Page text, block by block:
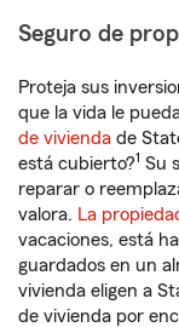
Seguro de
Proteja sus
que la vida le
de vivienda de
está cubierto?1 Su
reparar o
valora. La
vacaciones, está
guardados en un
vivienda eligen a
de vivienda por